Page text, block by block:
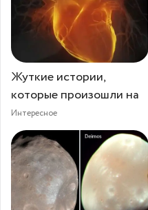
Жуткие истории,
которые произошли на
Интересное